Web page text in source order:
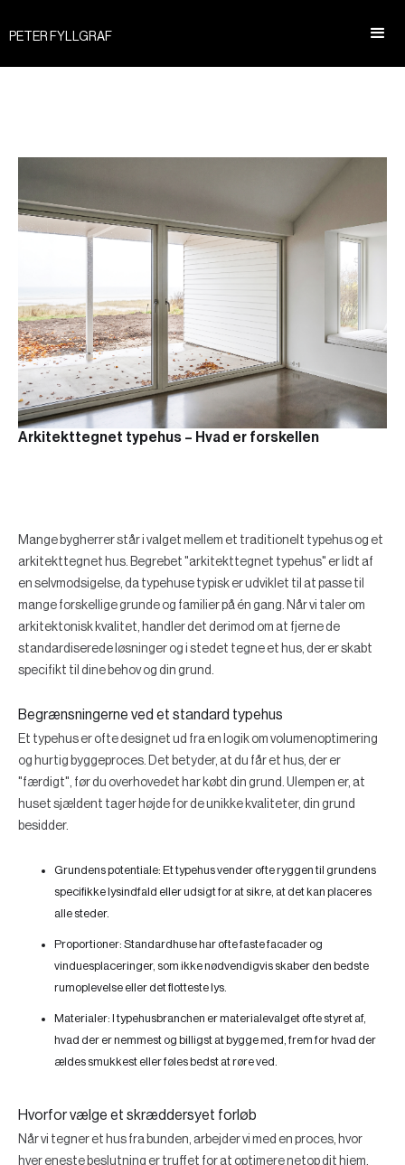
PETER FYLLGRAF
Arkitekttegnet typehus – Hvad er forskellen
Mange bygherrer står i valget mellem et traditionelt typehus og et
arkitekttegnet hus. Begrebet "arkitekttegnet typehus" er lidt af
en selvmodsigelse, da typehuse typisk er udviklet til at passe til
mange forskellige grunde og familier på én gang. Når vi taler om
arkitektonisk kvalitet, handler det derimod om at fjerne de
standardiserede løsninger og i stedet tegne et hus, der er skabt
specifikt til dine behov og din grund.
Begrænsningerne ved et standard typehus
Et typehus er ofte designet ud fra en logik om volumenoptimering
og hurtig byggeproces. Det betyder, at du får et hus, der er
"færdigt", før du overhovedet har købt din grund. Ulempen er, at
huset sjældent tager højde for de unikke kvaliteter, din grund
besidder.
Grundens potentiale: Et typehus vender ofte ryggen til grundens
specifikke lysindfald eller udsigt for at sikre, at det kan placeres
alle steder.
Proportioner: Standardhuse har ofte faste facader og
vinduesplaceringer, som ikke nødvendigvis skaber den bedste
rumoplevelse eller det flotteste lys.
Materialer: I typehusbranchen er materialevalget ofte styret af,
hvad der er nemmest og billigst at bygge med, frem for hvad der
ældes smukkest eller føles bedst at røre ved.
Hvorfor vælge et skræddersyet forløb
Når vi tegner et hus fra bunden, arbejder vi med en proces, hvor
hver eneste beslutning er truffet for at optimere netop dit hjem.